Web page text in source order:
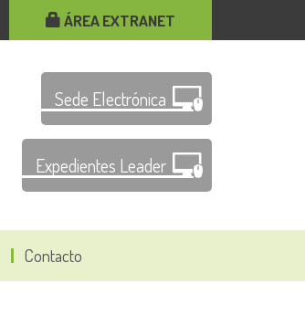
ÁREA EXTRANET
Sede Electrónica
Expedientes Leader
Contacto